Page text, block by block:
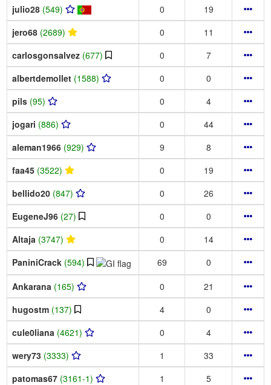
julio28 (549) 0
19
jero68 (2689) 0
11
carlosgonsalvez (677) 0
7
albertdemollet (1588) 0
0
pils (95) 0
4
jogari (886) 0
44
aleman1966 (929) 9
8
faa45 (3522) 0
19
bellido20 (847) 0
26
EugeneJ96 (27) 0
0
Altaja (3747) 0
14
PaniniCrack (594) 69
0
Ankarana (165) 0
21
hugostm (137) 4
0
cule0liana (4621) 0
4
wery73 (3333) 1
33
patomas67 (3161-1) 1
5